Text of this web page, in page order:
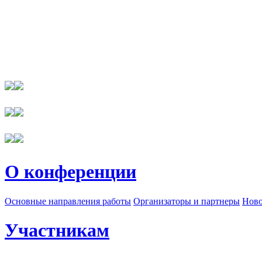
О конференции
Основные направления работы Организаторы и партнеры
Участникам